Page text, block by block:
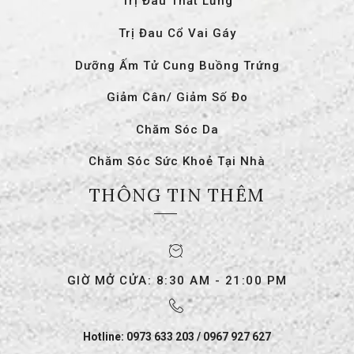
Trị Đau Cổ Vai Gáy
Dưỡng Ấm Tử Cung Buồng Trứng
Giảm Cân/ Giảm Số Đo
Chăm Sóc Da
Chăm Sóc Sức Khoẻ Tại Nhà
THÔNG TIN THÊM
GIỜ MỞ CỬA: 8:30 AM - 21:00 PM
Hotline: 0973 633 203 / 0967 927 627